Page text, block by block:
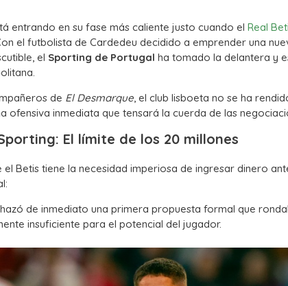
entrando en su fase más caliente justo cuando el Real
el futbolista de Cardedeu decidido a emprender una
el Sporting de Portugal ha tomado la delantera y
de El Desmarque, el club lisboeta no se ha
ofensiva inmediata que tensará la cuerda de las
El límite de los 20 millones
el Betis tiene la necesidad imperiosa de ingresar dinero
de inmediato una primera propuesta formal que
insuficiente para el potencial del jugador.